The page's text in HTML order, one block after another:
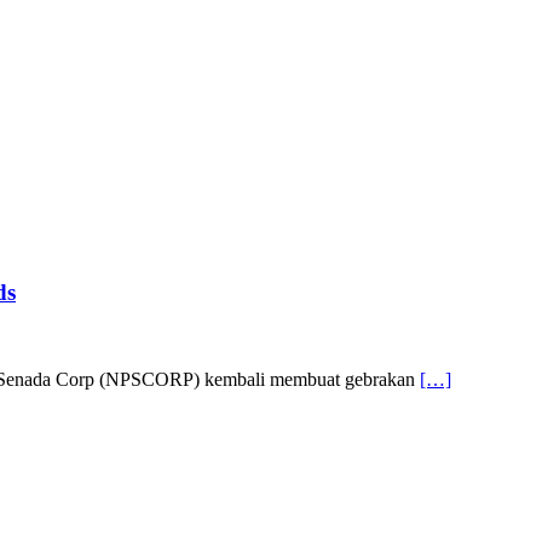
Corp (NPSCORP) kembali membuat gebrakan […]